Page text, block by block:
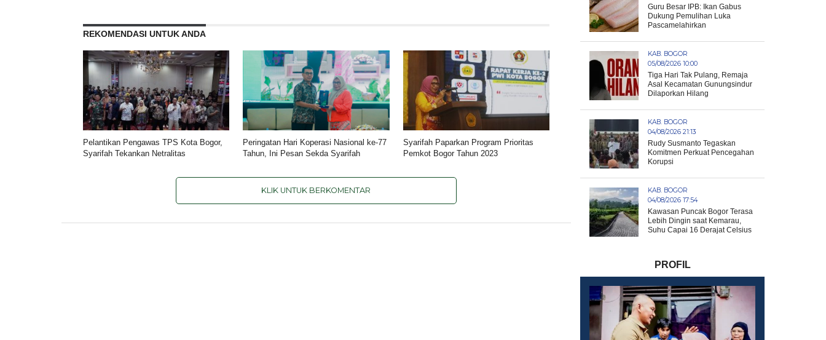
REKOMENDASI UNTUK ANDA
Pelantikan Pengawas TPS Kota Bogor,
Syarifah Tekankan Netralitas
Peringatan Hari Koperasi Nasional ke-77
Tahun, Ini Pesan Sekda Syarifah
Syarifah Paparkan Program Prioritas
Pemkot Bogor Tahun 2023
KLIK UNTUK BERKOMENTAR
Guru Besar IPB: Ikan Gabus
Dukung Pemulihan Luka
Pascamelahirkan
KAB. BOGOR
05/08/2026 10:00
Tiga Hari Tak Pulang, Remaja
Asal Kecamatan Gunungsindur
Dilaporkan Hilang
KAB. BOGOR
04/08/2026 21:13
Rudy Susmanto Tegaskan
Komitmen Perkuat Pencegahan
Korupsi
KAB. BOGOR
04/08/2026 17:54
Kawasan Puncak Bogor Terasa
Lebih Dingin saat Kemarau,
Suhu Capai 16 Derajat Celsius
PROFIL